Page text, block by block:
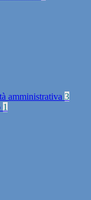
amministrativa 3
1